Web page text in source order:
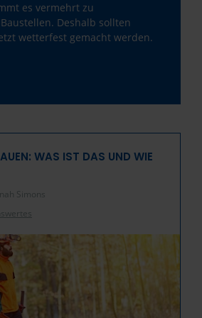
es vermehrt zu
Deshalb sollten
wetterfest gemacht werden.
WAS IST DAS UND WIE
Simons